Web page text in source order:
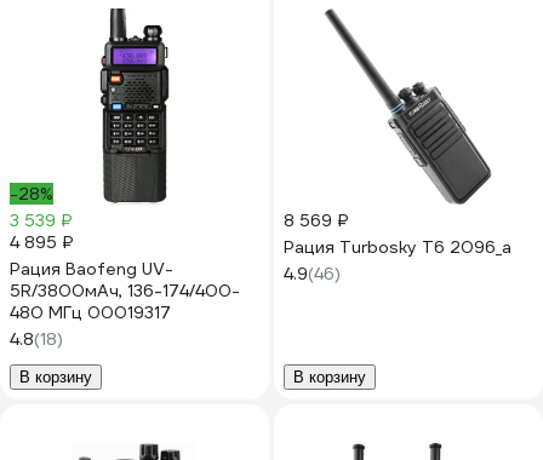
-28%
3 539 ₽
4 895 ₽
Рация Baofeng UV-
5R/3800мАч, 136-174/400-
480 МГц 00019317
4.8(18)
В корзину
8 569 ₽
Рация Turbosky T6 2096_a
4.9(46)
В корзину